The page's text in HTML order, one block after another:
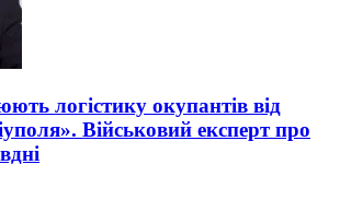
логістику окупантів від
Військовий експерт про